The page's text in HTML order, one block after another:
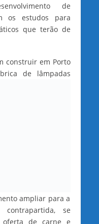
de
os estudos para
que terão de
construir em Porto
de lâmpadas
ampliar para a
se
oferta de carne e